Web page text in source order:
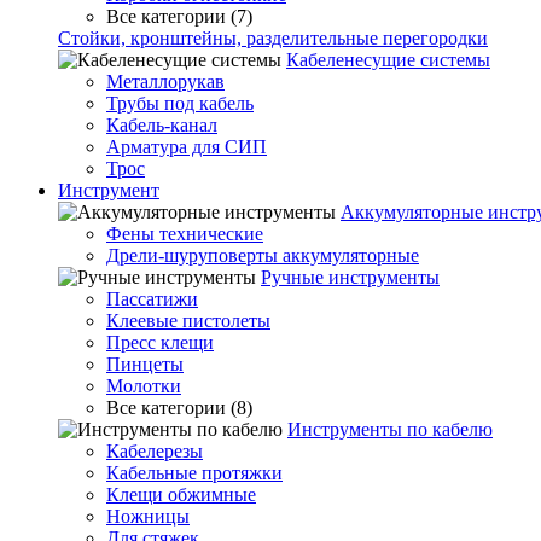
Все категории (7)
Стойки, кронштейны, разделительные перегородки
Кабеленесущие системы
Металлорукав
Трубы под кабель
Кабель-канал
Арматура для СИП
Трос
Инструмент
Аккумуляторные
Фены технические
Дрели-шуруповерты аккумуляторные
Ручные инструменты
Пассатижи
Клеевые пистолеты
Пресс клещи
Пинцеты
Молотки
Все категории (8)
Инструменты по кабелю
Кабелерезы
Кабельные протяжки
Клещи обжимные
Ножницы